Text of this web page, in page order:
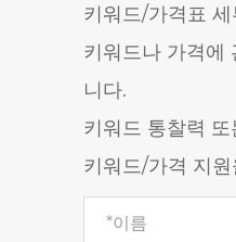
키워드/가격표
키워드나 가격에
니다.
키워드 통찰력
키워드/가격 지